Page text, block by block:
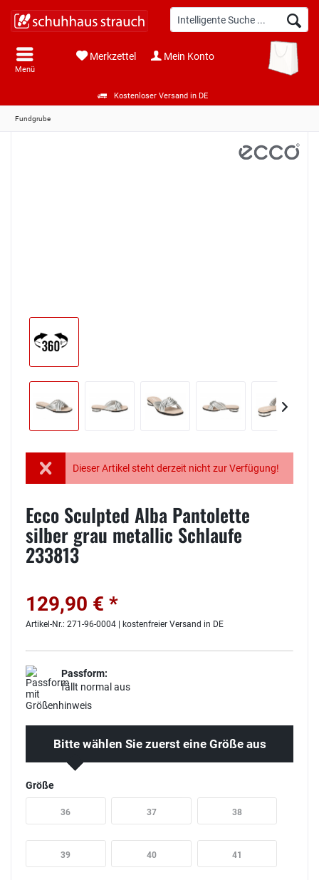
Kostenloser Versand in DE
Menü
Merkzettel Mein Konto
Fundgrube
Dieser Artikel steht derzeit nicht zur Verfügung!
Ecco Sculpted Alba Pantolette
silber grau metallic Schlaufe
233813
129,90 € *
Artikel-Nr.: 271-96-0004 | kostenfreier Versand in DE
Passform:
fällt normal aus
Bitte wählen Sie zuerst eine Größe aus
Größe
36 37 38
39 40 41